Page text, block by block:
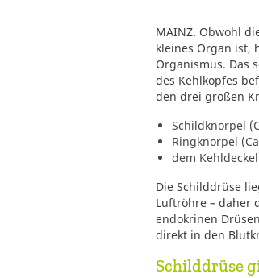
MAINZ. Obwohl
kleines Organ ist,
Organismus. Das
des Kehlkopfes
den drei großen
Schildknorpel
Ringknorpel
dem
Die Schilddrüse
Luftröhre – daher
endokrinen
direkt in den
Schilddrüse